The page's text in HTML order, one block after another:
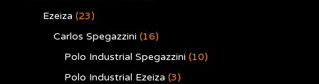
Ezeiza (23)
Carlos Spegazzini (16)
Polo Industrial Spegazzini (10)
Polo Industrial Ezeiza (3)